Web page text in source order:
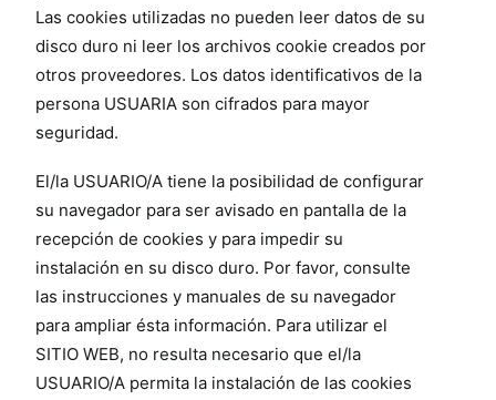
Las cookies utilizadas no pueden leer datos de su
disco duro ni leer los archivos cookie creados por
otros proveedores. Los datos identificativos de la
persona USUARIA son cifrados para mayor
seguridad.
El/la USUARIO/A tiene la posibilidad de configurar
su navegador para ser avisado en pantalla de la
recepción de cookies y para impedir su
instalación en su disco duro. Por favor, consulte
las instrucciones y manuales de su navegador
para ampliar ésta información. Para utilizar el
SITIO WEB, no resulta necesario que el/la
USUARIO/A permita la instalación de las cookies